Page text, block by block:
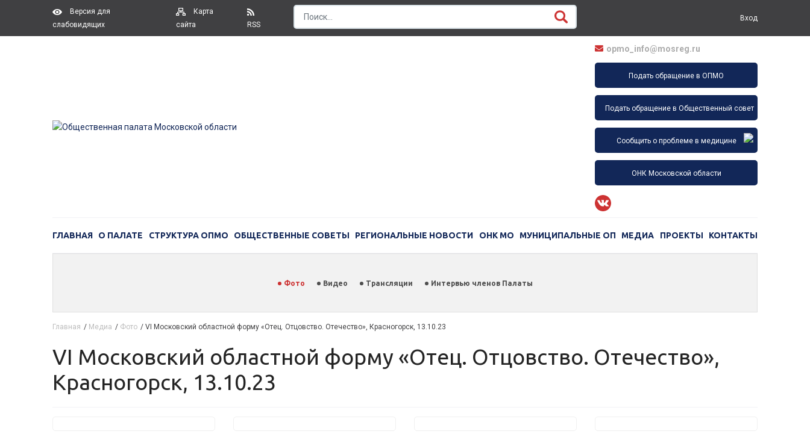
Версия для
слабовидящих
Карта
сайта
RSS
Вход
opmo_info@mosreg.ru
Подать обращение в ОПМО
Подать обращение в Общественный совет
Сообщить о проблеме в медицине
ОНК Московской области
ГЛАВНАЯ О ПАЛАТЕ СТРУКТУРА ОПМО ОБЩЕСТВЕННЫЕ СОВЕТЫ РЕГИОНАЛЬНЫЕ НОВОСТИ ОНК МО МУНИЦИПАЛЬНЫЕ ОП МЕДИА ПРОЕКТЫ КОНТАКТЫ
Фото Видео Трансляции Интервью членов Палаты
Главная / Медиа / Фото / VI Московский областной форму «Отец. Отцовство. Отечество», Красногорск, 13.10.23
VI Московский областной форму «Отец. Отцовство. Отечество»,
Красногорск, 13.10.23